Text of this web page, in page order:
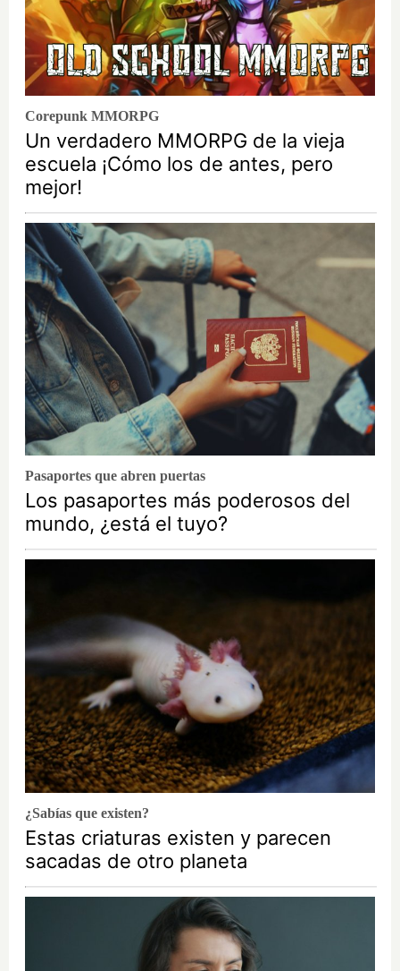
Corepunk MMORPG
Un verdadero MMORPG de la vieja
escuela ¡Cómo los de antes, pero
mejor!
Pasaportes que abren puertas
Los pasaportes más poderosos del
mundo, ¿está el tuyo?
¿Sabías que existen?
Estas criaturas existen y parecen
sacadas de otro planeta